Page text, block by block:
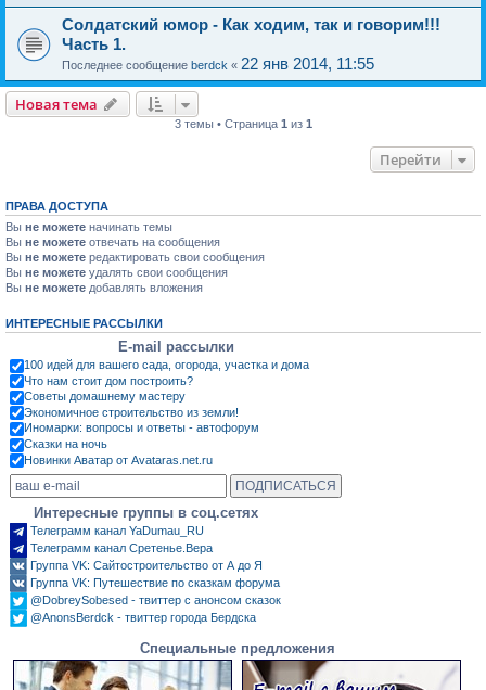
Солдатский юмор - Как ходим, так и говорим!!!
Часть 1.
Последнее сообщение berdck « 22 янв 2014, 11:55
Новая тема
3 темы • Страница 1 из 1
Перейти
ПРАВА ДОСТУПА
Вы не можете начинать темы
Вы не можете отвечать на сообщения
Вы не можете редактировать свои сообщения
Вы не можете удалять свои сообщения
Вы не можете добавлять вложения
ИНТЕРЕСНЫЕ РАССЫЛКИ
E-mail рассылки
100 идей для вашего сада, огорода, участка и дома
Что нам стоит дом построить?
Советы домашнему мастеру
Экономичное строительство из земли!
Иномарки: вопросы и ответы - автофорум
Сказки на ночь
Новинки Аватар от Avataras.net.ru
Интересные группы в соц.сетях
Телеграмм канал YaDumau_RU
Телеграмм канал Сретенье.Вера
Группа VK: Сайтостроительство от А до Я
Группа VK: Путешествие по сказкам форума
@DobreySobesed - твиттер с анонсом сказок
@AnonsBerdck - твиттер города Бердска
Специальные предложения